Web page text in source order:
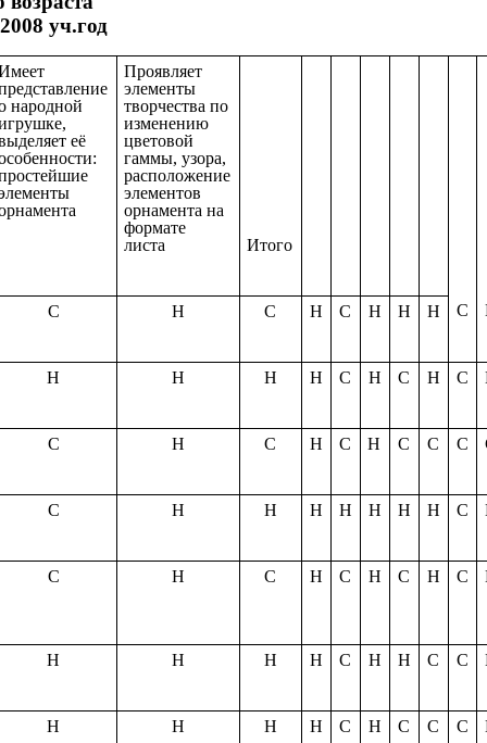
уч.год
народной
её
Проявляет
элементы
творчества по
изменению
цветовой
гаммы, узора,
расположение
элементов
орнамента на
формате
листа
Итого
С Н С Н С Н Н Н С
Н Н Н Н С Н С Н С
С Н С Н С Н С С С
С Н Н Н Н Н Н Н С
С Н С Н С Н С Н С
Н Н Н Н С Н Н С С
Н Н Н Н С Н С С С